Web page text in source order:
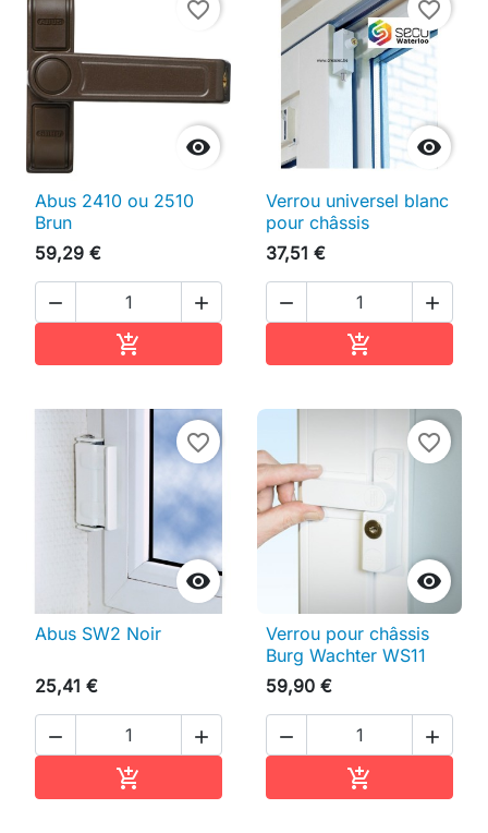

favorite_border
Abus 2410 ou 2510
Brun
59,29 €
 


favorite_border
Verrou universel blanc
pour châssis
37,51 €
 


favorite_border
Abus SW2 Noir
25,41 €
 


favorite_border
Verrou pour châssis
Burg Wachter WS11
59,90 €
 
